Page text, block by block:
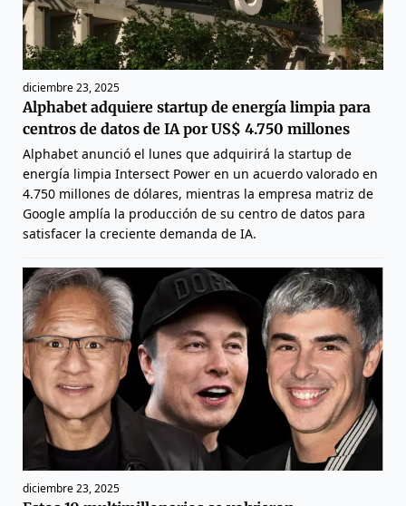
diciembre 23, 2025
Alphabet adquiere startup de energía limpia para
centros de datos de IA por US$ 4.750 millones
Alphabet anunció el lunes que adquirirá la startup de
energía limpia Intersect Power en un acuerdo valorado en
4.750 millones de dólares, mientras la empresa matriz de
Google amplía la producción de su centro de datos para
satisfacer la creciente demanda de IA.
diciembre 23, 2025